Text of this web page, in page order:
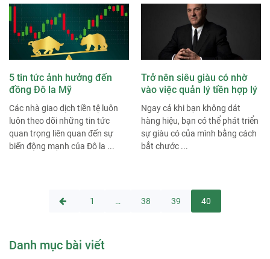
5 tin tức ảnh hưởng đến
đồng Đô la Mỹ
Các nhà giao dịch tiền tệ luôn
luôn theo dõi những tin tức
quan trọng liên quan đến sự
biến động mạnh của Đô la ...
Trở nên siêu giàu có nhờ
vào việc quản lý tiền hợp lý
Ngay cả khi bạn không dát
hàng hiệu, bạn có thể phát triển
sự giàu có của mình bằng cách
bắt chước ...
1 … 38 39 40
Danh mục bài viết